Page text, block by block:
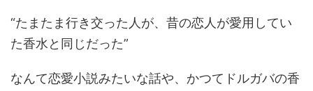
“たまたま行き交った人が、昔の恋人が愛用してい
た香水と同じだった”
なんて恋愛小説みたいな話や、かつてドルガバの香